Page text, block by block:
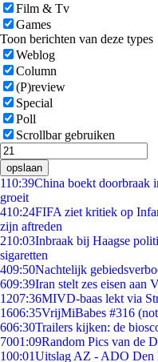
Film & Tv
Games
Toon berichten van deze types
Weblog
Column
(P)review
Special
Poll
Scrollbar gebruiken
opslaan
110:39China boekt doorbraak
groeit
410:24FIFA ziet kritiek op
zijn aftreden
210:03Inbraak bij Haagse
sigaretten
409:50Nachtelijk
609:39Iran stelt zes eisen aan
1207:36MIVD-baas lekt via
1606:35VrijMiBabes #316
606:30Trailers kijken: de
7001:09Random Pics van de
100:01Uitslag AZ - ADO Den